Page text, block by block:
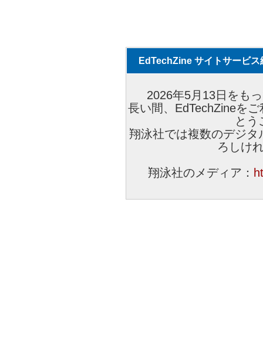
EdTechZine サイトサービス
2026年5月13日をも
長い間、EdTechZineを
とう
翔泳社では複数のデジ
ろしけ
翔泳社のメディア：